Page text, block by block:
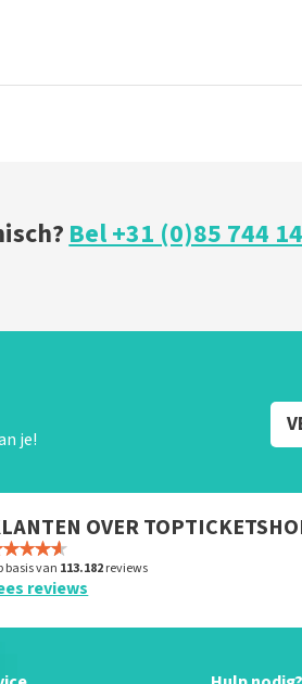
Bel +31 (0)85 744
je!
OVER
basis van 113.182reviews
reviews